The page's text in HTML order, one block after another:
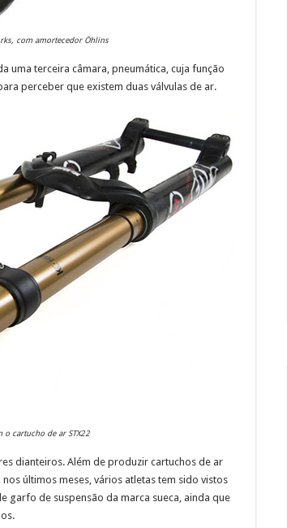
com amortecedor Öhlins
uma terceira câmara, pneumática, cuja função
perceber que existem duas válvulas de ar.
o cartucho de ar STX22
dianteiros. Além de produzir cartuchos de ar
últimos meses, vários atletas tem sido vistos
garfo de suspensão da marca sueca, ainda que